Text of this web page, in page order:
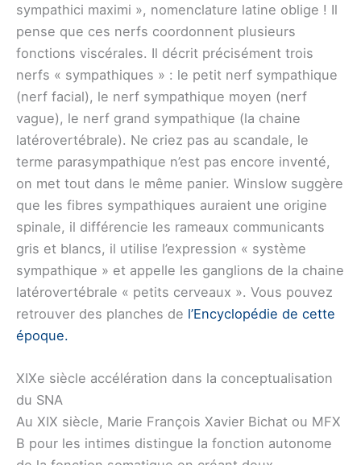
sympathici maximi », nomenclature latine oblige ! Il
pense que ces nerfs coordonnent plusieurs
fonctions viscérales. Il décrit précisément trois
nerfs « sympathiques » : le petit nerf sympathique
(nerf facial), le nerf sympathique moyen (nerf
vague), le nerf grand sympathique (la chaine
latérovertébrale). Ne criez pas au scandale, le
terme parasympathique n’est pas encore inventé,
on met tout dans le même panier. Winslow suggère
que les fibres sympathiques auraient une origine
spinale, il différencie les rameaux communicants
gris et blancs, il utilise l’expression « système
sympathique » et appelle les ganglions de la chaine
latérovertébrale « petits cerveaux ». Vous pouvez
retrouver des planches de l’Encyclopédie de cette
époque.
XIXe siècle accélération dans la conceptualisation
du SNA
Au XIX siècle, Marie François Xavier Bichat ou MFX
B pour les intimes distingue la fonction autonome